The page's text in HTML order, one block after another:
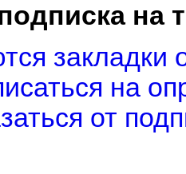
на
закладки
на
от